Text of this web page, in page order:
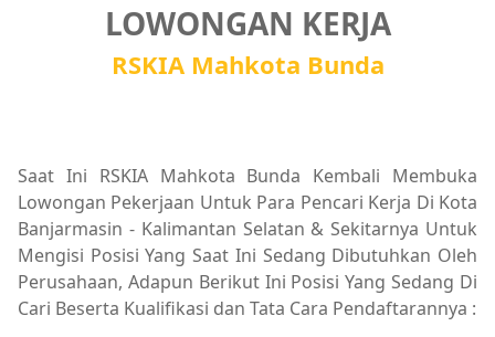
LOWONGAN KERJA
RSKIA Mahkota Bunda
Saat Ini RSKIA Mahkota Bunda Kembali Membuka
Lowongan Pekerjaan Untuk Para Pencari Kerja Di Kota
Banjarmasin - Kalimantan Selatan & Sekitarnya Untuk
Mengisi Posisi Yang Saat Ini Sedang Dibutuhkan Oleh
Perusahaan, Adapun Berikut Ini Posisi Yang Sedang Di
Cari Beserta Kualifikasi dan Tata Cara Pendaftarannya :